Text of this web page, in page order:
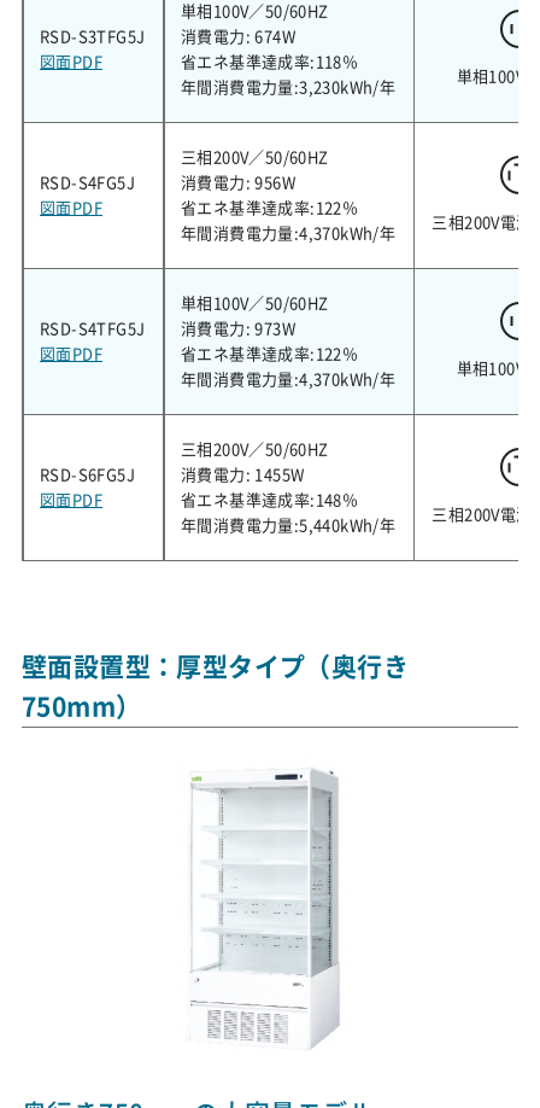
RSD-S3TFG5J
図面PDF
単相100V／50/60HZ
消費電力: 674W
省エネ基準達成率:118％
年間消費電力量:3,230kWh/年
単相100V
RSD-S4FG5J
図面PDF
三相200V／50/60HZ
消費電力: 956W
省エネ基準達成率:122％
年間消費電力量:4,370kWh/年
三相200V電源
RSD-S4TFG5J
図面PDF
単相100V／50/60HZ
消費電力: 973W
省エネ基準達成率:122％
年間消費電力量:4,370kWh/年
単相100V
RSD-S6FG5J
図面PDF
三相200V／50/60HZ
消費電力: 1455W
省エネ基準達成率:148％
年間消費電力量:5,440kWh/年
三相200V電源
壁面設置型：厚型タイプ（奥行き
750mm）